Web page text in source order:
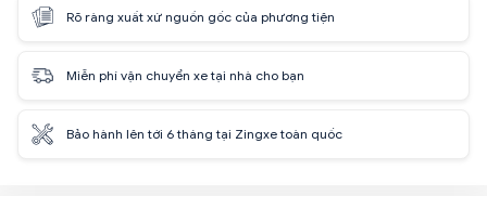
Rõ ràng xuất xứ nguồn gốc của phương tiện
Miễn phí vận chuyển xe tại nhà cho bạn
Bảo hành lên tới 6 tháng tại Zingxe toàn quốc